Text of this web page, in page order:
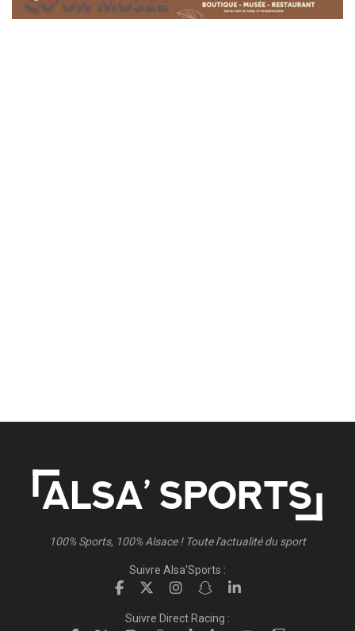
100% Sports, 100% Alsace ! Toute l'actualité du sport
Suivre Alsa'Sports :
Suivre Direct Racing :